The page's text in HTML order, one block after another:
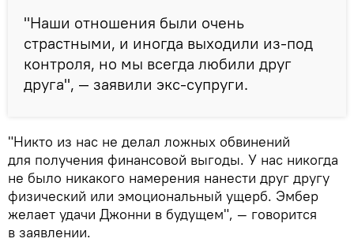
"Наши отношения были очень
страстными, и иногда выходили из-под
контроля, но мы всегда любили друг
друга", — заявили экс-супруги.
"Никто из нас не делал ложных обвинений
для получения финансовой выгоды. У нас никогда
не было никакого намерения нанести друг другу
физический или эмоциональный ущерб. Эмбер
желает удачи Джонни в будущем", — говорится
в заявлении.